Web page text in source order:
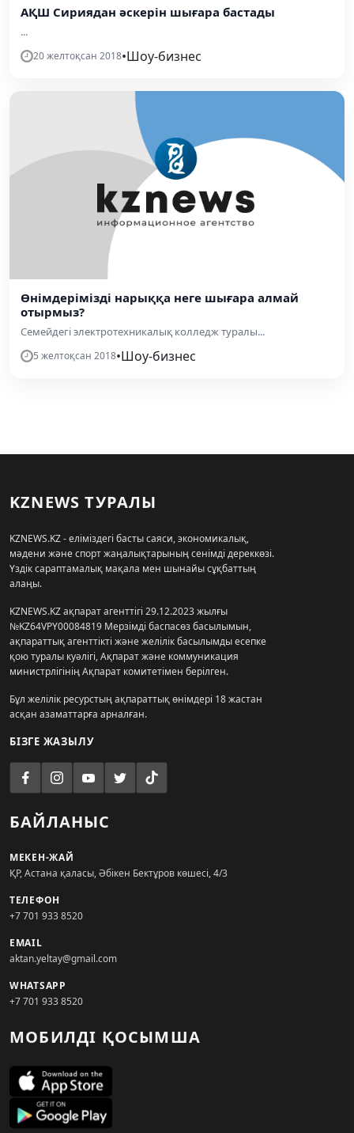
АҚШ Сириядан әскерін шығара бастады
...
20 желтоқсан 2018•Шоу-бизнес
Өнімдерімізді нарыққа неге шығара алмай
отырмыз?
Семейдегі электротехникалық колледж туралы...
5 желтоқсан 2018•Шоу-бизнес
KZNEWS ТУРАЛЫ
KZNEWS.KZ - еліміздегі басты саяси, экономикалық,
мәдени және спорт жаңалықтарының сенімді дереккөзі.
Үздік сараптамалық мақала мен шынайы сұқбаттың
алаңы.
KZNEWS.KZ ақпарат агенттігі 29.12.2023 жылғы
№KZ64VPY00084819 Мерзімді баспасөз басылымын,
ақпараттық агенттікті және желілік басылымды есепке
қою туралы куәлігі, Ақпарат және коммуникация
министрлігінің Ақпарат комитетімен берілген.
Бұл желілік ресурстың ақпараттық өнімдері 18 жастан
асқан азаматтарға арналған.
БІЗГЕ ЖАЗЫЛУ
БАЙЛАНЫС
МЕКЕН-ЖАЙ
ҚР, Астана қаласы, Әбікен Бектұров көшесі, 4/3
ТЕЛЕФОН
+7 701 933 8520
EMAIL
aktan.yeltay@gmail.com
WHATSAPP
+7 701 933 8520
МОБИЛДІ ҚОСЫМША